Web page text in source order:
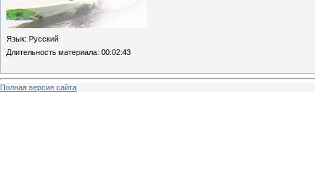
Язык: Русский
Длительность материала: 00:02:43
Полная версия сайта